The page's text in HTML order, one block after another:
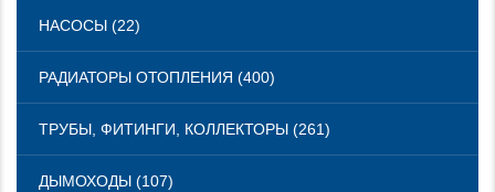
НАСОСЫ (22)
РАДИАТОРЫ ОТОПЛЕНИЯ (400)
ТРУБЫ, ФИТИНГИ, КОЛЛЕКТОРЫ (261)
ДЫМОХОДЫ (107)